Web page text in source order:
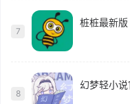
7
桩桩最新版
8
幻梦轻小